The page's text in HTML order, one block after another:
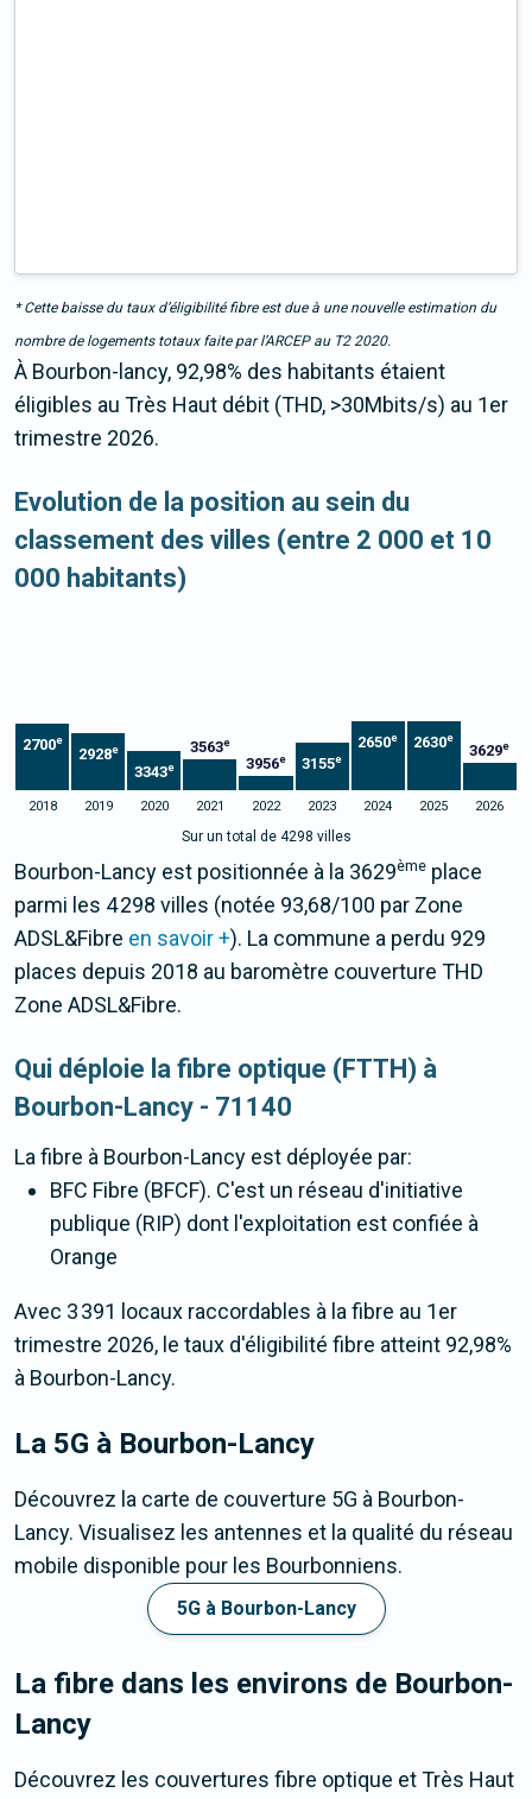
* Cette baisse du taux d’éligibilité fibre est due à une nouvelle estimation du
nombre de logements totaux faite par l’ARCEP au T2 2020.
À Bourbon-lancy, 92,98% des habitants étaient
éligibles au Très Haut débit (THD, >30Mbits/s) au 1er
trimestre 2026.
Evolution de la position au sein du
classement des villes (entre 2 000 et 10
000 habitants)
2700e
2928e
3343e
3563e
3956e 3155e
2650e 2630e
3629e
2018 2019 2020 2021 2022 2023 2024 2025 2026
Sur un total de 4298 villes
Bourbon-Lancy est positionnée à la 3629ème place
parmi les 4 298 villes (notée 93,68/100 par Zone
ADSL&Fibre en savoir +). La commune a perdu 929
places depuis 2018 au baromètre couverture THD
Zone ADSL&Fibre.
Qui déploie la fibre optique (FTTH) à
Bourbon-Lancy - 71140
La fibre à Bourbon-Lancy est déployée par:
BFC Fibre (BFCF). C'est un réseau d'initiative
publique (RIP) dont l'exploitation est confiée à
Orange
Avec 3 391 locaux raccordables à la fibre au 1er
trimestre 2026, le taux d'éligibilité fibre atteint 92,98%
à Bourbon-Lancy.
La 5G à Bourbon-Lancy
Découvrez la carte de couverture 5G à Bourbon-
Lancy. Visualisez les antennes et la qualité du réseau
mobile disponible pour les Bourbonniens.
5G à Bourbon-Lancy
La fibre dans les environs de Bourbon-
Lancy
Découvrez les couvertures fibre optique et Très Haut